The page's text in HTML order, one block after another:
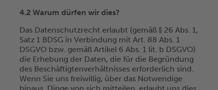
4.2 Warum dürfen wir dies?
Das Datenschutzrecht erlaubt (gemäß § 26 Abs. 1,
Satz 1 BDSG in Verbindung mit Art. 88 Abs. 1
DSGVO bzw. gemäß Artikel 6 Abs. 1 lit. b DSGVO)
die Erhebung der Daten, die für die Begründung
des Beschäftigtenverhältnisses erforderlich sind.
Wenn Sie uns freiwillig, über das Notwendige